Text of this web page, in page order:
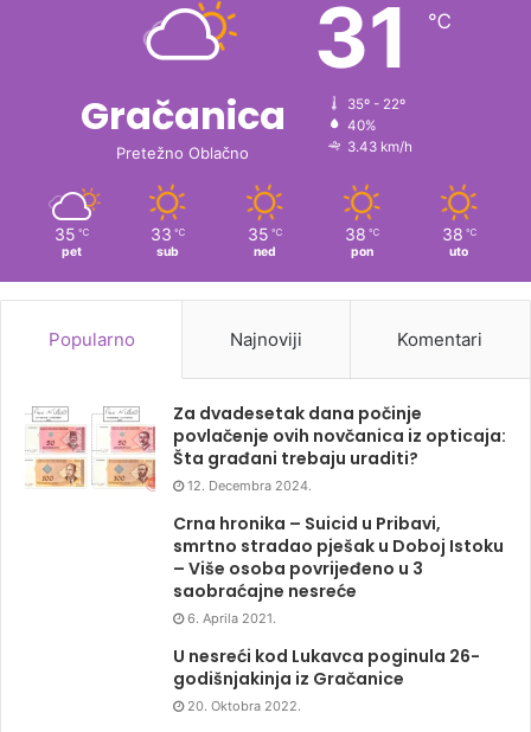
Gračanica
Pretežno Oblačno
31 ℃
35º - 22º
40%
3.43 km/h
35 ℃
pet
33 ℃
sub
35 ℃
ned
38 ℃
pon
38 ℃
uto
Popularno Najnoviji Komentari
Za dvadesetak dana počinje
povlačenje ovih novčanica iz opticaja:
Šta građani trebaju uraditi?
12. Decembra 2024.
Crna hronika – Suicid u Pribavi,
smrtno stradao pješak u Doboj Istoku
– Više osoba povrijeđeno u 3
saobraćajne nesreće
6. Aprila 2021.
U nesreći kod Lukavca poginula 26-
godišnjakinja iz Gračanice
20. Oktobra 2022.